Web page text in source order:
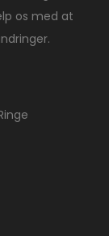
os med at